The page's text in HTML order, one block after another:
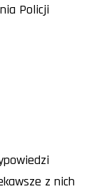
Policji
z nich